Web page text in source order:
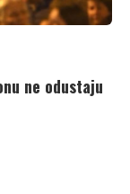
ne odustaju